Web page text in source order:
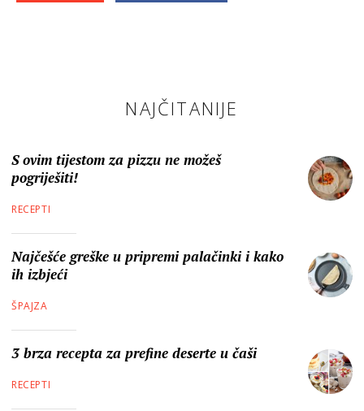
NAJČITANIJE
S ovim tijestom za pizzu ne možeš
pogriješiti!
RECEPTI
Najčešće greške u pripremi palačinki i kako
ih izbjeći
ŠPAJZA
3 brza recepta za prefine deserte u čaši
RECEPTI